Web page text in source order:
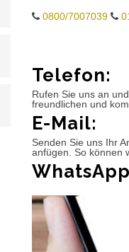
0800/7007039
Telefon:
Rufen Sie uns an
freundlichen und
E-Mail:
Senden Sie uns Ihr
anfügen. So können